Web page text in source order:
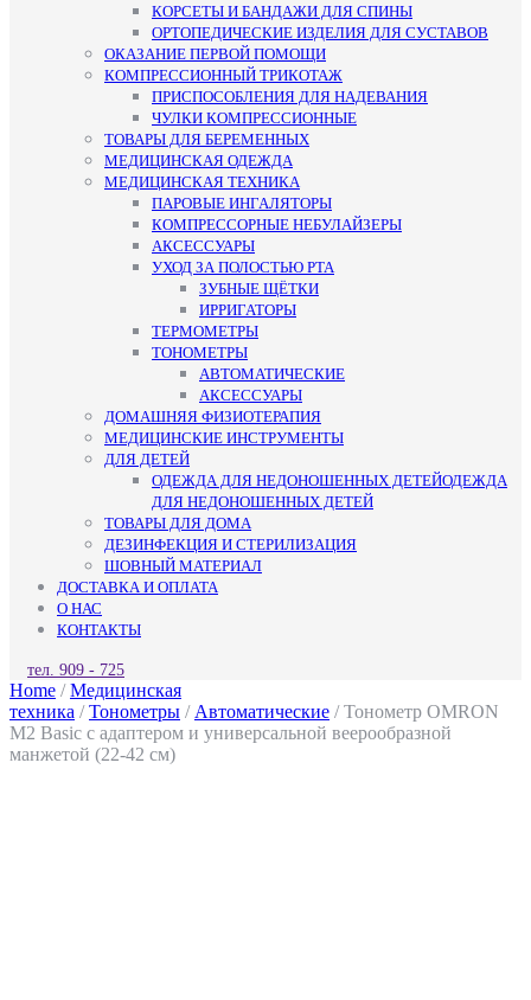
КОРСЕТЫ И БАНДАЖИ ДЛЯ СПИНЫ
ОРТОПЕДИЧЕСКИЕ ИЗДЕЛИЯ ДЛЯ СУСТАВОВ
ОКАЗАНИЕ ПЕРВОЙ ПОМОЩИ
КОМПРЕССИОННЫЙ ТРИКОТАЖ
ПРИСПОСОБЛЕНИЯ ДЛЯ НАДЕВАНИЯ
ЧУЛКИ КОМПРЕССИОННЫЕ
ТОВАРЫ ДЛЯ БЕРЕМЕННЫХ
МЕДИЦИНСКАЯ ОДЕЖДА
МЕДИЦИНСКАЯ ТЕХНИКА
ПАРОВЫЕ ИНГАЛЯТОРЫ
КОМПРЕССОРНЫЕ НЕБУЛАЙЗЕРЫ
АКСЕССУАРЫ
УХОД ЗА ПОЛОСТЬЮ РТА
ЗУБНЫЕ ЩЁТКИ
ИРРИГАТОРЫ
ТЕРМОМЕТРЫ
ТОНОМЕТРЫ
АВТОМАТИЧЕСКИЕ
АКСЕССУАРЫ
ДОМАШНЯЯ ФИЗИОТЕРАПИЯ
МЕДИЦИНСКИЕ ИНСТРУМЕНТЫ
ДЛЯ ДЕТЕЙ
ОДЕЖДА ДЛЯ НЕДОНОШЕННЫХ ДЕТЕЙОДЕЖДА
ДЛЯ НЕДОНОШЕННЫХ ДЕТЕЙ
ТОВАРЫ ДЛЯ ДОМА
ДЕЗИНФЕКЦИЯ И СТЕРИЛИЗАЦИЯ
ШОВНЫЙ МАТЕРИАЛ
ДОСТАВКА И ОПЛАТА
О НАС
КОНТАКТЫ
КНОПКА
ЗАКРЫТЬ
тел. 909 - 725
Home /Медицинская
техника /Тонометры / Автоматические / Тонометр OMRON
M2 Basic c адаптером и универсальной веерообразной
манжетой (22-42 см)